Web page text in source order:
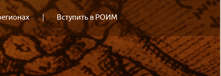
Вступить в РОИМ